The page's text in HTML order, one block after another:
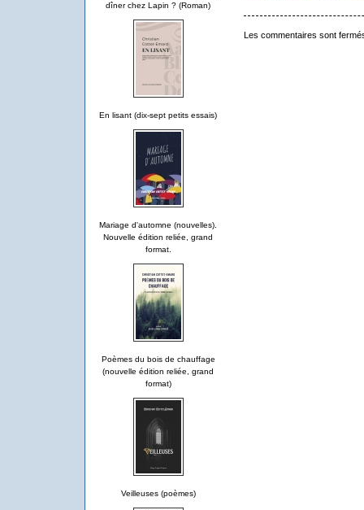
dîner chez Lapin ? (Roman)
En lisant (dix-sept petits essais)
Mariage d'automne (nouvelles).
Nouvelle édition reliée, grand
format.
Poèmes du bois de chauffage
(nouvelle édition reliée, grand
format)
Veilleuses (poèmes)
Les commentaires sont